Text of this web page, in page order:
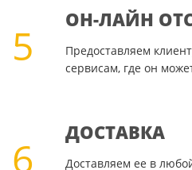
5
ОН-ЛАЙН
Предоставляем
сервисам, где он
6
ДОСТАВКА
Доставляем ее в